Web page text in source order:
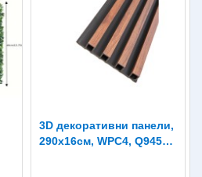
3D декоративни панели,
290х16см, WPC4, Q9451-